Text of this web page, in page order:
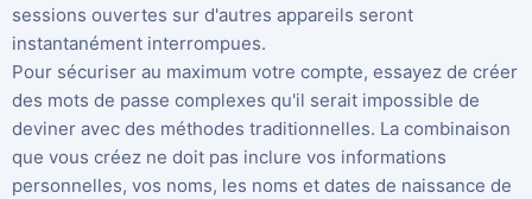
sessions ouvertes sur d'autres appareils seront
instantanément interrompues.
Pour sécuriser au maximum votre compte, essayez de créer
des mots de passe complexes qu'il serait impossible de
deviner avec des méthodes traditionnelles. La combinaison
que vous créez ne doit pas inclure vos informations
personnelles, vos noms, les noms et dates de naissance de